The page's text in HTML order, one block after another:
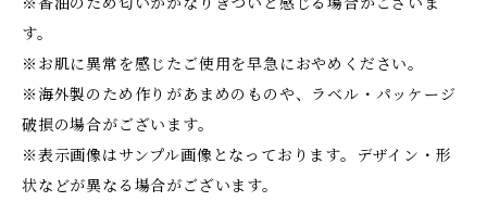
す。
※お肌に異常を感じたご使用を早急におやめください。
※海外製のため作りがあまめのものや、ラベル・パッケージ
破損の場合がございます。
※表示画像はサンプル画像となっております。デザイン・形
状などが異なる場合がございます。